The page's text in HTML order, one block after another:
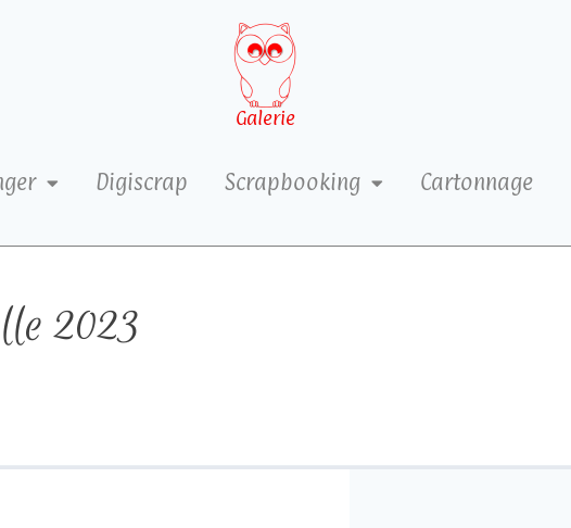
Galerie
Digiscrap Scrapbooking
Cartonnage
2023